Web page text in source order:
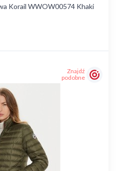
Korail WWOW00574 Khaki
Znajdź
podobne